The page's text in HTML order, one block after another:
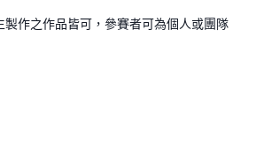
製作之作品皆可，參賽者可為個人或團隊